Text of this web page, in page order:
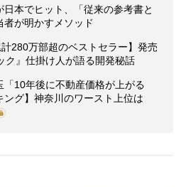
本でヒット、「従来の参考書と
が明かすメソッド
計280万部超のベストセラー】発売
ク』仕掛け人が語る開発秘話
「10年後に不動産価格が上がる
グ】神奈川のワースト上位は